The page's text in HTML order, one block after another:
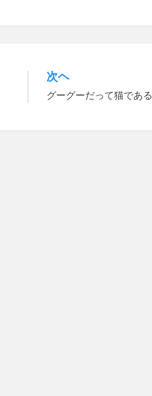
次ヘ
グーグーだって猫である